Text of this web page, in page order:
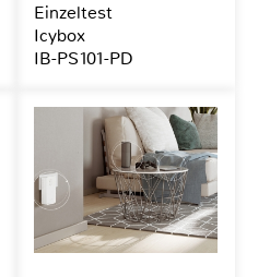
Einzeltest
Icybox
IB-PS101-PD